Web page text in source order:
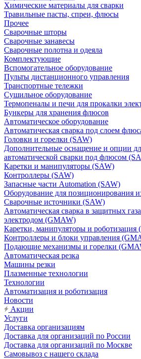
Химические материалы для сварки
Травильные пасты, спреи, флюсы
Прочее
Сварочные шторы
Сварочные занавесы
Сварочные полотна и одеяла
Комплектующие
Вспомогательное оборудование
Пульты дистанционного управления
Транспортные тележки
Сушильное оборудование
Термопеналы и печи для прокалки
Бункеры для хранения флюсов
Автоматическое оборудование
Автоматическая сварка под слоем
Головки и горелки (SAW)
Дополнительные оснащение и опции
автоматической сварки под флюсом
Каретки и манипуляторы (SAW)
Контроллеры (SAW)
Запасные части Automation (SAW)
Оборудование для позиционирования
Сварочные источники (SAW)
Автоматическая сварка в защитных
электродом (GMAW)
Каретки, манипуляторы и роботизация
Контроллеры и блоки управления
Подающие механизмы и горелки
Автоматическая резка
Машины резки
Плазменные технологии
Технологии
Автоматизация и роботизация
Новости
Акции
Услуги
Доставка организациям
Доставка для организаций по России
Доставка для организаций по Москве
Самовывоз с нашего склада